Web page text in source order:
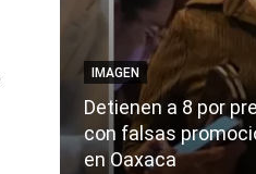
IMAGEN
Detienen a 8 por
con falsas
en Oaxaca